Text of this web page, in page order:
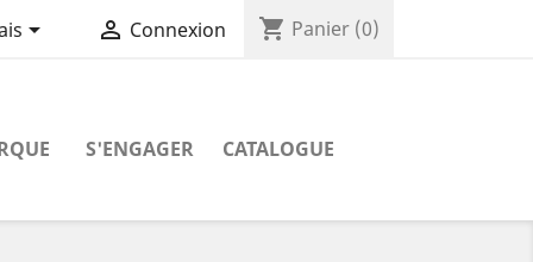
  Connexion shopping_cart Panier (0)
S'ENGAGER CATALOGUE